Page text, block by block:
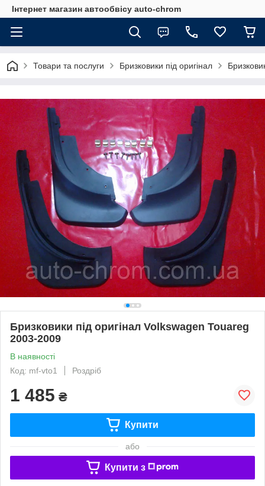
Інтернет магазин автообвісу auto-chrom
Товари та послуги Бризковики під оригінал
Бризковики під оригінал Volkswagen Touareg
2003-2009
В наявності
Код: mf-vto1
Роздріб
1 485 ₴
Купити
або
Купити з